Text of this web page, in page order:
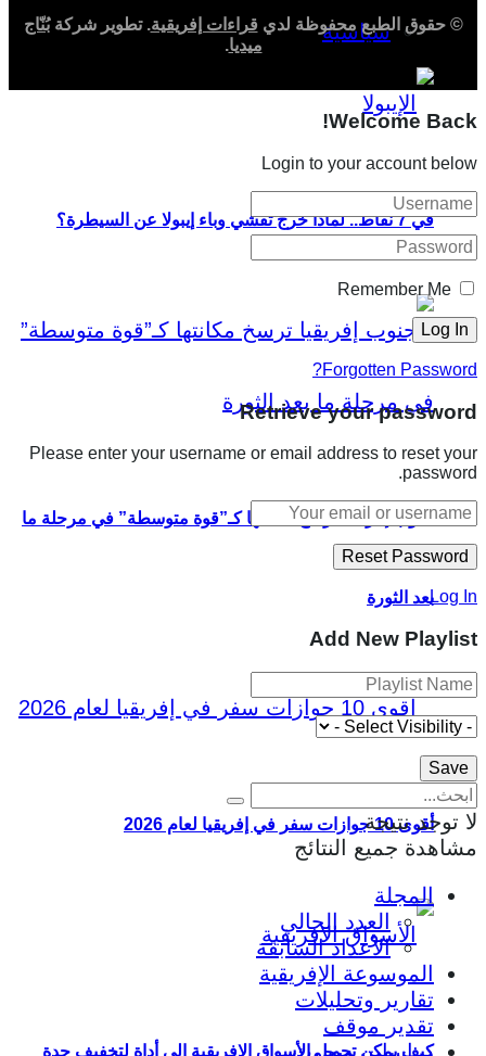
سياسية
في 7 نقاط.. لماذا خرج تفشي وباء إيبولا عن السيطرة؟
جنوب إفريقيا ترسخ مكانتها كـ”قوة متوسطة” في مرحلة ما
بعد الثورة
أقوى 10 جوازات سفر في إفريقيا لعام 2026
كيف يمكن تحويل الأسواق الإفريقية إلى أداة لتخفيف حدة
© حقوق الطبع محفوظة لدي قراءات إفريقية. تطوير شركةبُنّاج
ميديا.
Welcome Back!
Login to your account below
Remember Me
Forgotten Password?
Retrieve your password
Please enter your username or email address to reset your
password.
Log In
Add New Playlist
لا توجد نتيجة
مشاهدة جميع النتائج
المجلة
العدد الحالي
الأعداد السابقة
الموسوعة الإفريقية
تقارير وتحليلات
تقدير موقف